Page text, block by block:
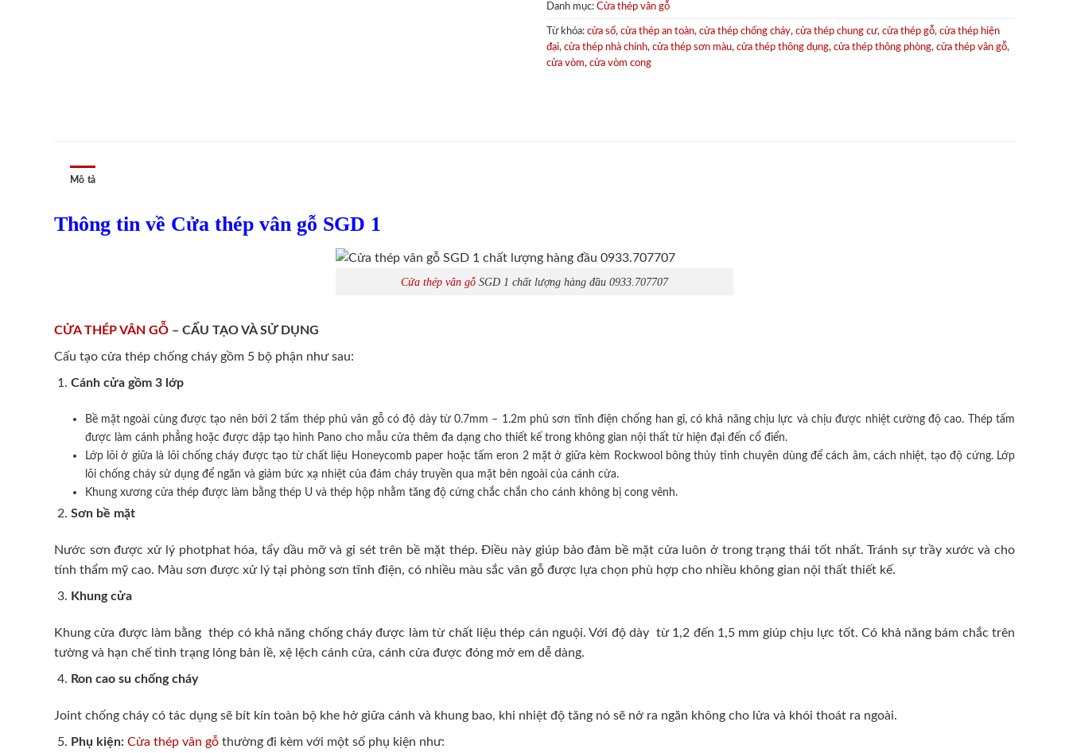
Danh mục: Cửa thép vân gỗ
Từ khóa: cửa sổ, cửa thép an toàn, cửa thép chống cháy, cửa thép chung cư, cửa thép gỗ, cửa thép hiện
đại, cửa thép nhà chính, cửa thép sơn màu, cửa thép thông dụng, cửa thép thông phòng, cửa thép vân gỗ,
cửa vòm, cửa vòm cong
Mô tả
Thông tin về Cửa thép vân gỗ SGD 1
Cửa thép vân gỗ SGD 1 chất lượng hàng đầu 0933.707707
CỬA THÉP VÂN GỖ – CẤU TẠO VÀ SỬ DỤNG
Cấu tạo cửa thép chống cháy gồm 5 bộ phận như sau:
Cánh cửa gồm 3 lớp
Bề mặt ngoài cùng được tạo nên bởi 2 tấm thép phủ vân gỗ có độ dày từ 0.7mm – 1.2m phủ sơn tĩnh điện chống han gỉ, có khả năng chịu lực và chịu được nhiệt cường độ cao. Thép tấm
được làm cánh phẳng hoặc được dập tạo hình Pano cho mẫu cửa thêm đa dạng cho thiết kế trong không gian nội thất từ hiện đại đến cổ điển.
Lớp lõi ở giữa là lõi chống cháy được tạo từ chất liệu Honeycomb paper hoặc tấm eron 2 mặt ở giữa kèm Rockwool bông thủy tinh chuyên dùng để cách âm, cách nhiệt, tạo độ cứng. Lớp
lõi chống cháy sử dụng để ngăn và giảm bức xạ nhiệt của đám cháy truyền qua mặt bên ngoài của cánh cửa.
Khung xương cửa thép được làm bằng thép U và thép hộp nhằm tăng độ cứng chắc chắn cho cánh không bị cong vênh.
Sơn bề mặt
Nước sơn được xử lý photphat hóa, tẩy dầu mỡ và gỉ sét trên bề mặt thép. Điều này giúp bảo đảm bề mặt cửa luôn ở trong trạng thái tốt nhất. Tránh sự trầy xước và cho
tính thẩm mỹ cao. Màu sơn được xử lý tại phòng sơn tĩnh điện, có nhiều màu sắc vân gỗ được lựa chọn phù hợp cho nhiều không gian nội thất thiết kế.
Khung cửa
Khung cửa được làm bằng thép có khả năng chống cháy được làm từ chất liệu thép cán nguội. Với độ dày từ 1,2 đến 1,5 mm giúp chịu lực tốt. Có khả năng bám chắc trên
tường và hạn chế tình trạng lỏng bản lề, xệ lệch cánh cửa, cánh cửa được đóng mở em dễ dàng.
Ron cao su chống cháy
Joint chống cháy có tác dụng sẽ bít kín toàn bộ khe hở giữa cánh và khung bao, khi nhiệt độ tăng nó sẽ nở ra ngăn không cho lửa và khói thoát ra ngoài.
Phụ kiện: Cửa thép vân gỗthường đi kèm với một số phụ kiện như: